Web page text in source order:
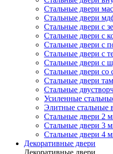
Стальные двери
Стальные двери
Стальные двери с
Стальные двери с
Стальные двери с
Стальные двери с
Стальные двери с
Стальные двери со
Стальные двери
Стальные
Усиленные
Элитные стальные
Стальные двери 2
Стальные двери 3
Стальные двери 4
Декоративные двери